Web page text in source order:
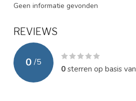
Geen informatie gevonden
REVIEWS
0 /5
0sterren op basis van